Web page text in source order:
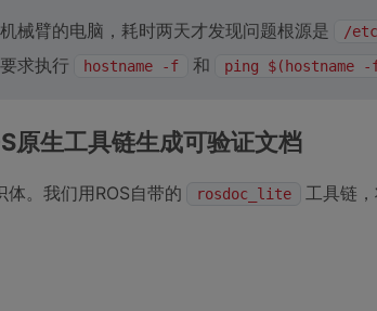
械臂的电脑，耗时两天才发现问题根源是 /
求执行
hostname -f 和 ping $(hostname
原生工具链生成可验证文档
。我们用ROS自带的 rosdoc_lite
工具链